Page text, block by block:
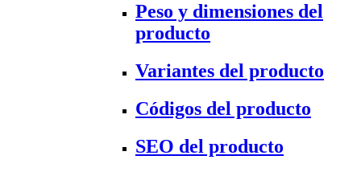
Peso y dimensiones del
producto
Variantes del producto
Códigos del producto
SEO del producto